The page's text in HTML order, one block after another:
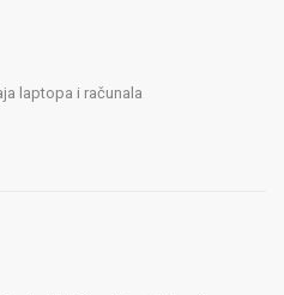
laptopa i računala